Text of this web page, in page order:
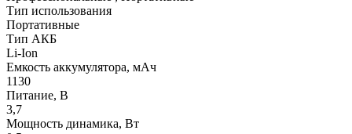
Тип использования
Портативные
Тип АКБ
Li-Ion
Емкость аккумулятора, мАч
1130
Питание, В
3,7
Мощность динамика, Вт